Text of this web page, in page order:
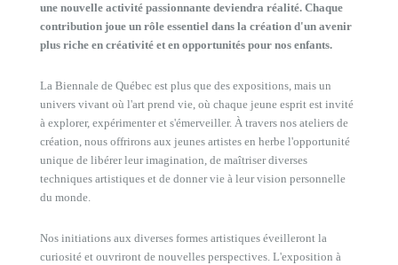
une nouvelle activité passionnante deviendra réalité. Chaque
contribution joue un rôle essentiel dans la création d'un avenir
plus riche en créativité et en opportunités pour nos enfants.
La Biennale de Québec est plus que des expositions, mais un
univers vivant où l'art prend vie, où chaque jeune esprit est invité
à explorer, expérimenter et s'émerveiller. À travers nos ateliers de
création, nous offrirons aux jeunes artistes en herbe l'opportunité
unique de libérer leur imagination, de maîtriser diverses
techniques artistiques et de donner vie à leur vision personnelle
du monde.
Nos initiations aux diverses formes artistiques éveilleront la
curiosité et ouvriront de nouvelles perspectives. L'exposition à